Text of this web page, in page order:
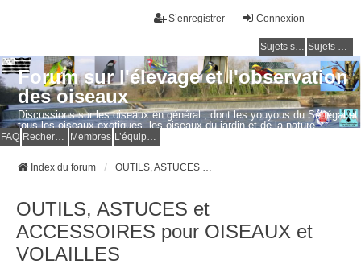
Connexion
S’enregistrer
Sujets sans réponse Sujets actifs
Forum sur l'élevage et l'observation
des oiseaux
Discussions sur les oiseaux en général , dont les youyous du Sénégal et
tous les oiseaux exotiques, les oiseaux du jardin et de la nature.
Questions, photos, expériences.
FAQ Membres
Index du forum
OUTILS, ASTUCES et
ACCESSOIRES pour OISEAUX et
VOLAILLES